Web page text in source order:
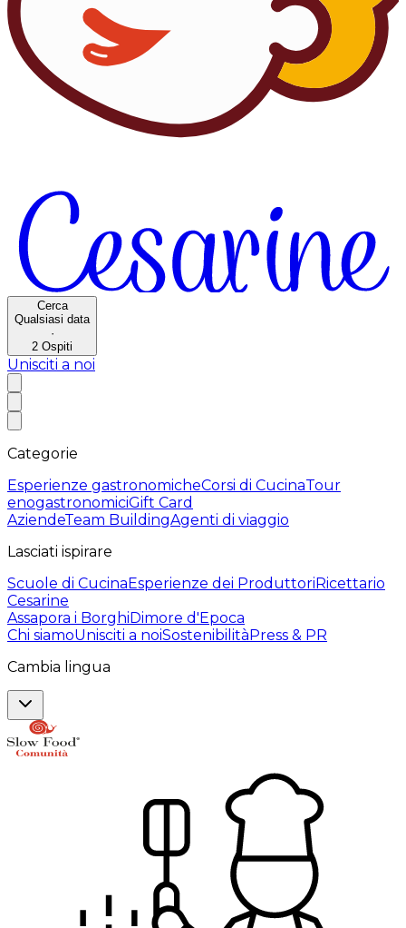
Cerca
Qualsiasi data
·
2 Ospiti
Unisciti a noi
Categorie
Esperienze gastronomicheCorsi di CucinaTour
enogastronomiciGift Card
AziendeTeam BuildingAgenti di viaggio
Lasciati ispirare
Scuole di CucinaEsperienze dei ProduttoriRicettario
Cesarine
Assapora i BorghiDimore d'Epoca
Chi siamoUnisciti a noiSostenibilitàPress & PR
Cambia lingua